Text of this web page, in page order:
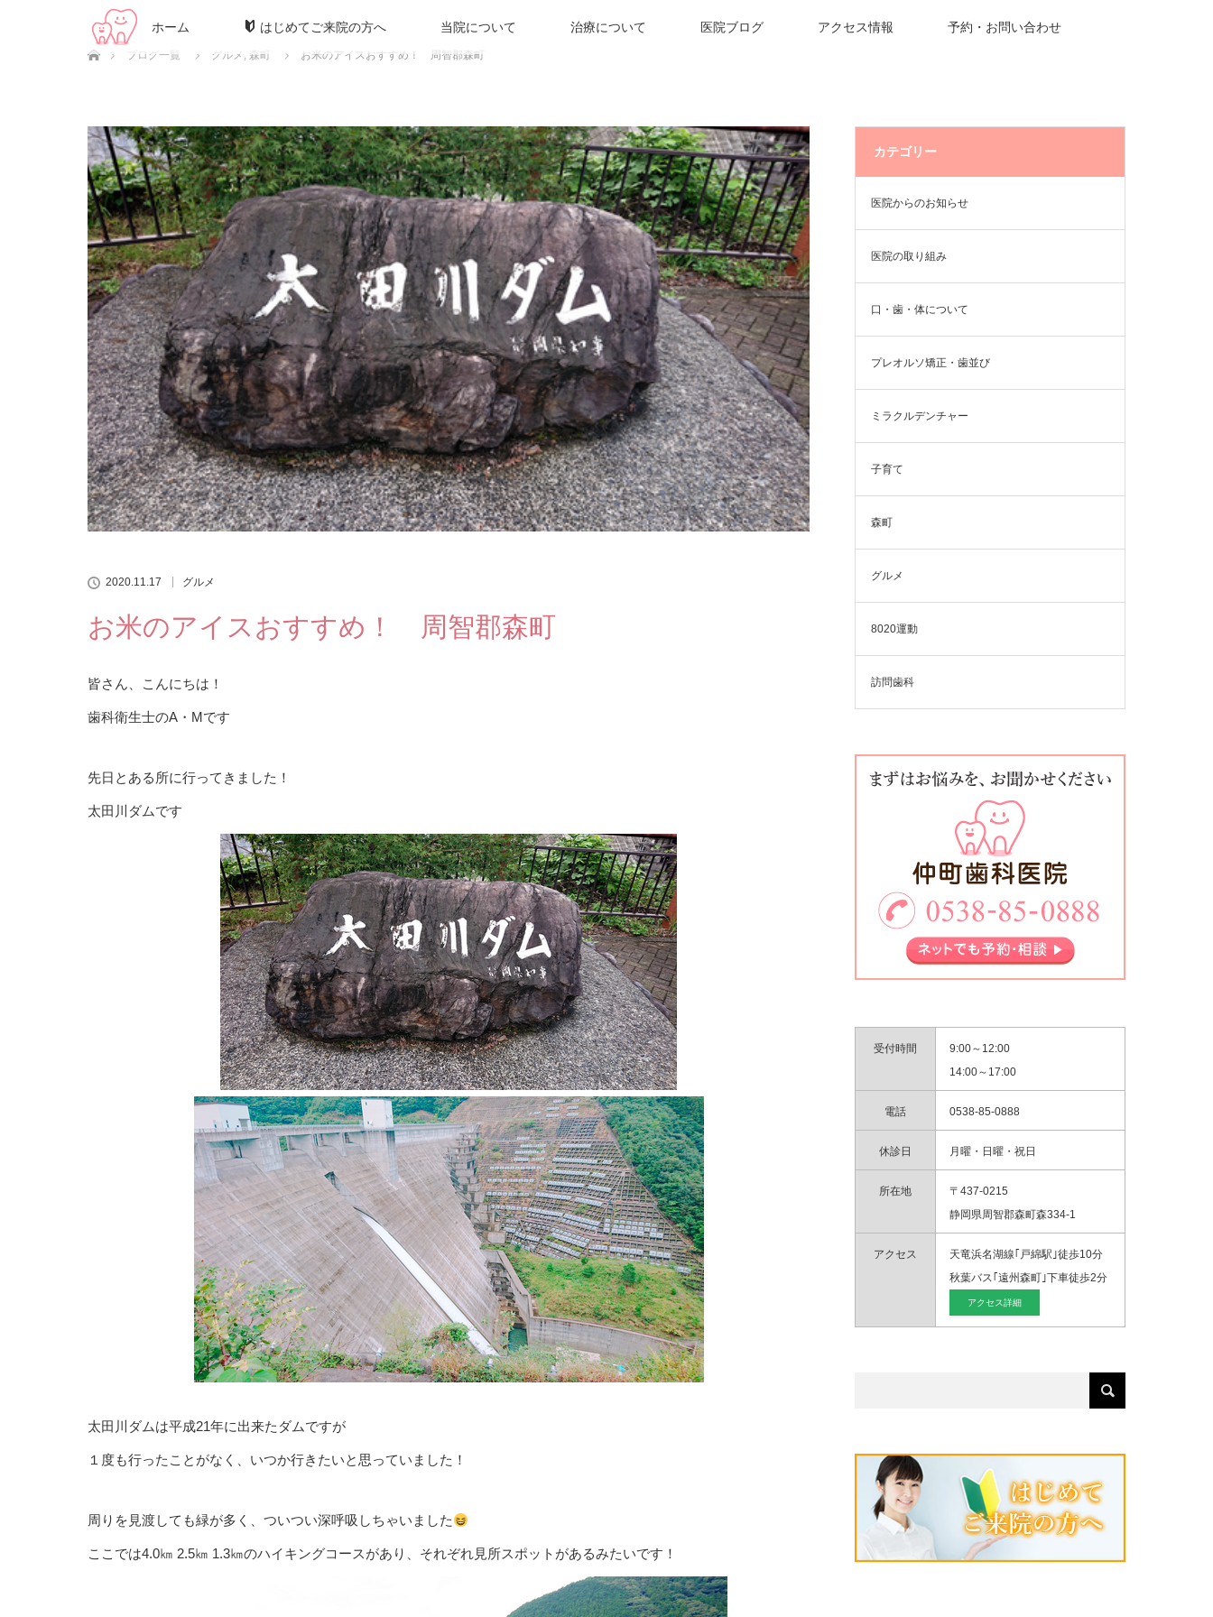
ホーム はじめてご来院の方へ 当院について 治療について 医院ブログ アクセス情報 予約・お問い合わせ
ホーム
ブログ一覧
グルメ , 森町 お米のアイスおすすめ！ 周智郡森町
2020.11.17 グルメ
お米のアイスおすすめ！ 周智郡森町
皆さん、こんにちは！
歯科衛生士のA・Mです
先日とある所に行ってきました！
太田川ダムです
太田川ダムは平成21年に出来たダムですが
１度も行ったことがなく、いつか行きたいと思っていました！
周りを見渡しても緑が多く、ついつい深呼吸しちゃいました
ここでは4.0㎞ 2.5㎞ 1.3㎞のハイキングコースがあり、それぞれ見所スポットがあるみたいです！
カテゴリー
医院からのお知らせ
医院の取り組み
口・歯・体について
プレオルソ矯正・歯並び
ミラクルデンチャー
子育て
森町
グルメ
8020運動
訪問歯科
受付時間
9:00～12:00
14:00～17:00
電話 0538-85-0888
休診日 月曜・日曜・祝日
所在地
〒437-0215
静岡県周智郡森町森334-1
アクセス
天竜浜名湖線｢戸綿駅｣徒歩10分
秋葉バス｢遠州森町｣下車徒歩2分
アクセス詳細